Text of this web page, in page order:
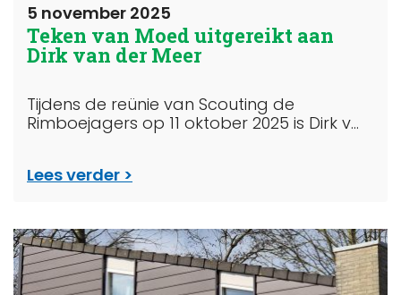
5 november 2025
Teken van Moed uitgereikt aan
Dirk van der Meer
Tijdens de reünie van Scouting de
Rimboejagers op 11 oktober 2025 is Dirk v...
Lees verder